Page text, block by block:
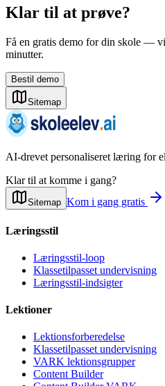
Klar til at prøve?
Få en gratis demo for din skole —
minutter.
Bestil demo
Sitemap
AI-drevet personaliseret læring for
Klar til at komme i gang?
Sitemap Kom i gang gratis
Læringsstil
Læringsstil-loop
Klassetilpasset undervisning
Læringsstil-indsigter
Lektioner
Lektionsforberedelse
Klassetilpasset undervisning
VARK lektionsgrupper
Content Builder